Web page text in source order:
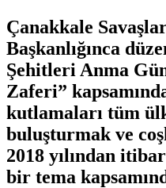
Çanakkale
Başkanlığınca
Şehitleri Anma
Zaferi”
kutlamaları tüm
buluşturmak ve
2018 yılından
bir tema